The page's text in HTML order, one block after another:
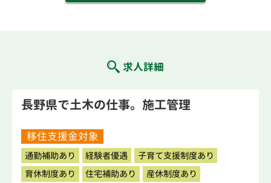
求人詳細
長野県で土木の仕事。施工管理
移住支援金対象
通勤補助あり 経験者優遇
子育て支援制度あり
育休制度あり
住宅補助あり
産休制度あり